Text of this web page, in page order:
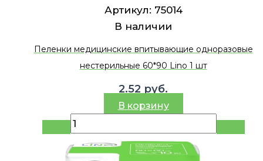
Артикул: 75014
В наличии
Пеленки медицинские впитывающие одноразовые
нестерильные 60*90 Lino 1 шт
2.52 руб.
В корзину